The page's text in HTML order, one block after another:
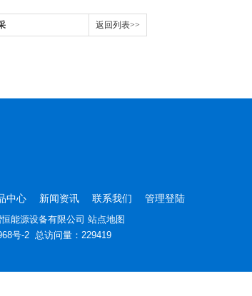
返回列表>>
中心 新闻资讯 联系我们 管理登陆
能源设备有限公司 站点地图
号-2 总访问量：229419